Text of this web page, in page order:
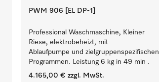
PWM 906 [EL DP-1]
Professional Waschmaschine, Kleiner
Riese, elektrobeheizt, mit
Ablaufpumpe und zielgruppenspezifischen
Programmen. Leistung 6 kg in 49 min .
4.165,00 € zzgl. MwSt.